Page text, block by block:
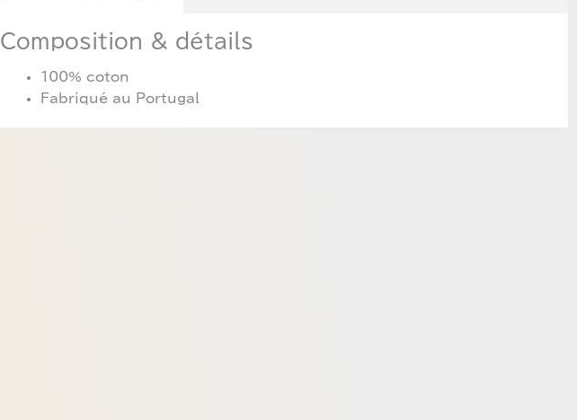
Composition & détails
100% coton
Fabriqué au Portugal